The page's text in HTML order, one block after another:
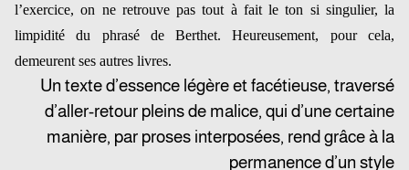
l’exercice, on ne retrouve pas tout à fait le ton si singulier, la
limpidité du phrasé de Berthet. Heureusement, pour cela,
demeurent ses autres livres.
Un texte d’essence légère et facétieuse, traversé
d’aller-retour pleins de malice, qui d’une certaine
manière, par proses interposées, rend grâce à la
permanence d’un style